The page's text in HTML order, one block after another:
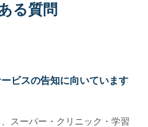
る質問
ビスの告知に向いています
スーパー・クリニック・学習